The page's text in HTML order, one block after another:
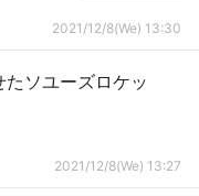
2021/12/8(We) 13:30
たソユーズロケッ
2021/12/8(We) 13:27